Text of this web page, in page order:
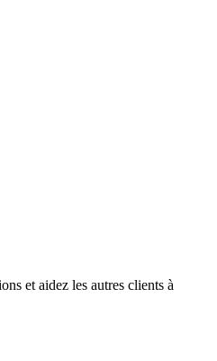
et aidez les autres clients à